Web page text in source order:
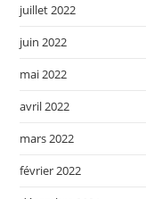
juillet 2022
juin 2022
mai 2022
avril 2022
mars 2022
février 2022